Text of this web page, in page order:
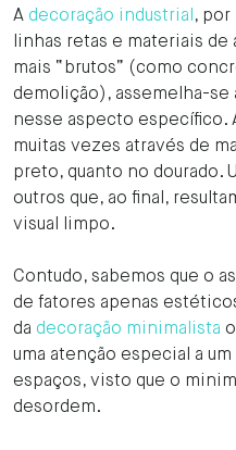
A decoração industrial, por
linhas retas e materiais de
mais “brutos” (como
demolição), assemelha-se
nesse aspecto específico.
muitas vezes através de
preto, quanto no dourado.
outros que, ao final,
visual limpo.
Contudo, sabemos que o
de fatores apenas
da decoração minimalista
uma atenção especial a
espaços, visto que o
desordem.